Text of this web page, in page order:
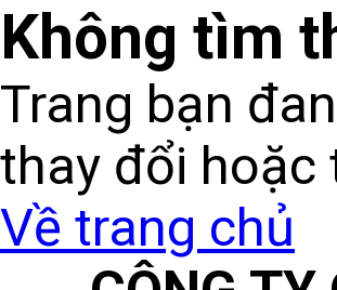
Không tìm
Trang bạn
thay đổi hoặc
Về trang chủ